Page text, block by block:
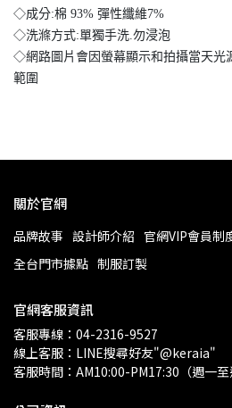
◇成分:棉 93% 彈性纖維7%
◇洗滌方式:單獨手洗.勿浸泡
◇網路圖片會因螢幕顯示和拍攝當天光
範圍
關於官網
品牌故事 設計師介紹 官網VIP會員制
全台門市據點 制服訂製
官網客服資訊
客服專線：04-2316-9527
線上客服：LINE搜尋好友"@keraia"
客服時間：AM10:00-PM17:30（週一